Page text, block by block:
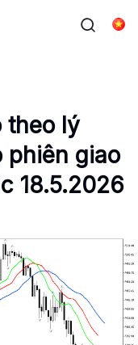
theo lý
phiên giao
18.5.2026